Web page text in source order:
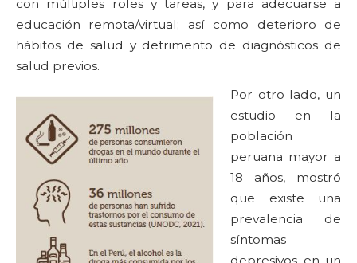
con múltiples roles y tareas, y para adecuarse a
educación remota/virtual; así como deterioro de
hábitos de salud y detrimento de diagnósticos de
salud previos.
Por otro lado, un
estudio en la
población
peruana mayor a
18 años, mostró
que existe una
prevalencia de
síntomas
depresivos en un